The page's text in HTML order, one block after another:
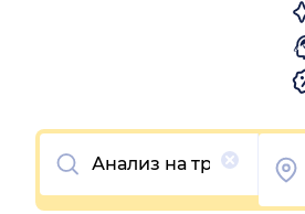
Очистить